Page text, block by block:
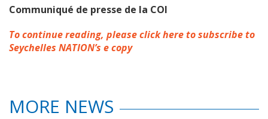
Communiqué de presse de la COI
To continue reading, please click here to subscribe to
Seychelles NATION’s e copy
MORE NEWS